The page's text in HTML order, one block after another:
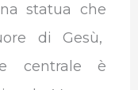
statua che
di Gesù,
centrale è